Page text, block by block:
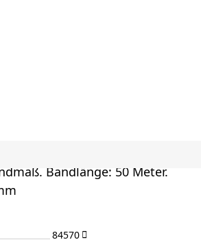
Bandlänge: 50 Meter.
84570